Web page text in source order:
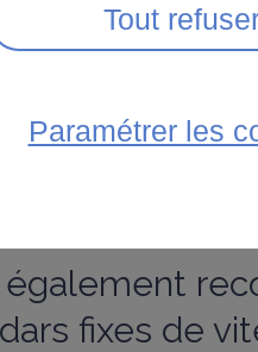
à
déjà
,
du
également
fixes de
Tout
Paramétrer les